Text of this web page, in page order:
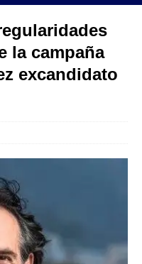
la campaña
excandidato